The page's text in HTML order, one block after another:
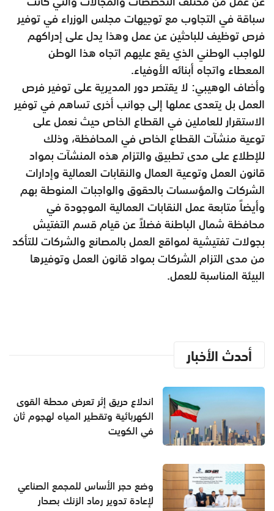
سباقة في التجاوب مع توجيهات مجلس الوزراء في توفير
فرص توظيف للباحثين عن عمل وهذا يدل على إدراكهم
للواجب الوطني الذي يقع عليهم اتجاه هذا الوطن
المعطاء واتجاه أبنائه الأوفياء.
وأضاف الوهيبي: لا يقتصر دور المديرية على توفير فرص
العمل بل يتعدى عملها إلى جوانب أخرى تساهم في توفير
الاستقرار للعاملين في القطاع الخاص حيث نعمل على
توعية منشآت القطاع الخاص في المحافظة، وذلك
للإطلاع على مدى تطبيق والتزام هذه المنشآت بمواد
قانون العمل وتوعية العمال والنقابات العمالية وإدارات
الشركات والمؤسسات بالحقوق والواجبات المنوطة بهم
وأيضاً متابعة عمل النقابات العمالية الموجودة في
محافظة شمال الباطنة فضلاً عن قيام قسم التفتيش
بجولات تفتيشية لمواقع العمل بالمصانع والشركات للتأكد
من مدى التزام الشركات بمواد قانون العمل وتوفيرها
البيئة المناسبة للعمل.
أحدث الأخبار
اندلاع حريق إثر تعرض محطة القوى
الكهربائية وتقطير المياه لهجوم ثان
في الكويت
وضع حجر الأساس للمجمع الصناعي
لإعادة تدوير رماد الزنك بصحار